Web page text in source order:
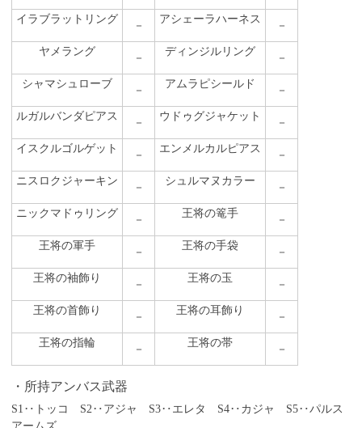
イラブラットリング
－
アシェーラハーネス
－
ヤメラング
－
ディンジルリング
－
シャマシュローブ
－
アムラピシールド
－
ルガルバンダピアス
－
ウドゥグジャケット
－
イスクルゴルゲット
－
エンメルカルピアス
－
ニスロクジャーキン
－
シュルマヌカラー
－
ニックマドゥリング
－
王将の篭手
－
王将の軍手
－
王将の手袋
－
王将の袖飾り
－
王将の玉
－
王将の首飾り
－
王将の耳飾り
－
王将の指輪
－
王将の帯
－
所持アンバス武器
S1‥トッコ S2‥アジャ S3‥エレタ S4‥カジャ S5‥パルス